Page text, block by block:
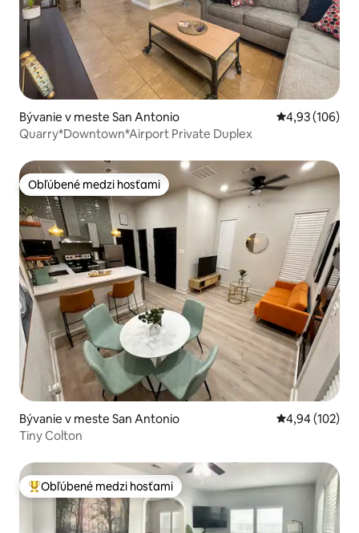
Bývanie v meste San Antonio Priemerné
4,93 (106)
Quarry*Downtown*Airport Private Duplex
Obľúbené medzi hosťami
Obľúbené medzi hosťami
Bývanie v meste San Antonio Priemerné
4,94 (102)
Tiny Colton
Najobľúbenejšie medzi hosťami
Obľúbené medzi hosťami